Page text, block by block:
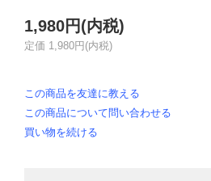
1,980円(内税)
定価 1,980円(内税)
この商品を友達に教える
この商品について問い合わせる
買い物を続ける